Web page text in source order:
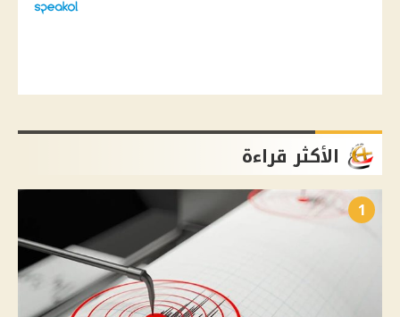
الأكثر قراءة
1